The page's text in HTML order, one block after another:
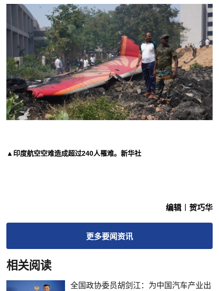
▲印度航空空难造成超过240人罹难。新华社
编辑︱贺巧华
更多要闻资讯
相关阅读
全国政协委员胡剑江：为中国汽车产业出